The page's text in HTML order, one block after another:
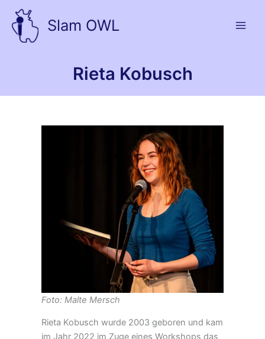
Inhalt
springen
Slam OWL
Rieta Kobusch
Foto: Malte Mersch
Rieta Kobusch wurde 2003 geboren und kam